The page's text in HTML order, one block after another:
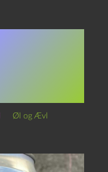
Øl og Ævl